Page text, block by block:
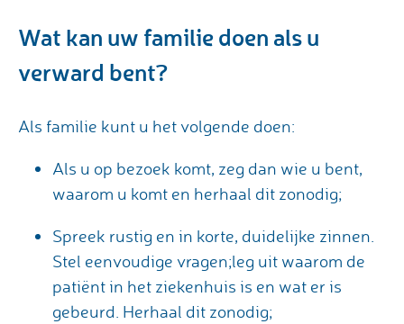
Wat kan uw familie doen als u
verward bent?
Als familie kunt u het volgende doen:
Als u op bezoek komt, zeg dan wie u bent,
waarom u komt en herhaal dit zonodig;
Spreek rustig en in korte, duidelijke zinnen.
Stel eenvoudige vragen;leg uit waarom de
patiënt in het ziekenhuis is en wat er is
gebeurd. Herhaal dit zonodig;